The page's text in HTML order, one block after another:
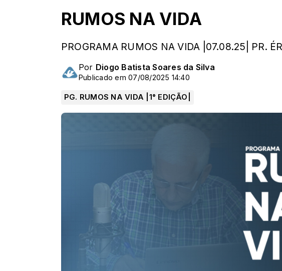
RUMOS NA VIDA
PROGRAMA RUMOS NA VIDA |07.08.25| PR.
Por Diogo Batista Soares da Silva
Publicado em 07/08/2025 14:40
PG. RUMOS NA VIDA |1° EDIÇÃO|